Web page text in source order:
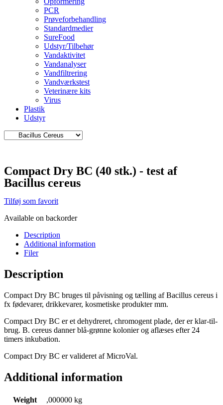
PCR
Prøveforbehandling
Standardmedier
SureFood
Udstyr/Tilbehør
Vandaktivitet
Vandanalyser
Vandfiltrering
Vandværkstest
Veterinære kits
Virus
Plastik
Udstyr
Compact Dry BC (40 stk.) - test af
Bacillus cereus
Tilføj som favorit
Available on backorder
Description
Additional information
Filer
Description
Compact Dry BC bruges til påvisning og tælling af Bacillus cereus i
fx fødevarer, drikkevarer, kosmetiske produkter mm.
Compact Dry BC er et dehydreret, chromogent plade, der er klar-til-
brug. B. cereus danner blå-grønne kolonier og aflæses efter 24
timers inkubation.
Compact Dry BC er valideret af MicroVal.
Additional information
Weight
,000000 kg